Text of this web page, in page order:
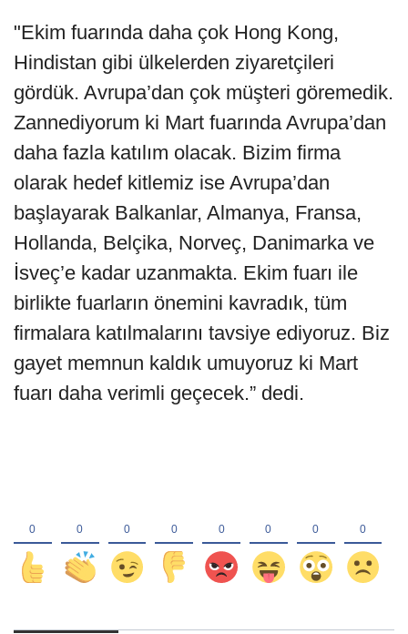
"Ekim fuarında daha çok Hong Kong,
Hindistan gibi ülkelerden ziyaretçileri
gördük. Avrupa’dan çok müşteri göremedik.
Zannediyorum ki Mart fuarında Avrupa’dan
daha fazla katılım olacak. Bizim firma
olarak hedef kitlemiz ise Avrupa’dan
başlayarak Balkanlar, Almanya, Fransa,
Hollanda, Belçika, Norveç, Danimarka ve
İsveç’e kadar uzanmakta. Ekim fuarı ile
birlikte fuarların önemini kavradık, tüm
firmalara katılmalarını tavsiye ediyoruz. Biz
gayet memnun kaldık umuyoruz ki Mart
fuarı daha verimli geçecek.” dedi.